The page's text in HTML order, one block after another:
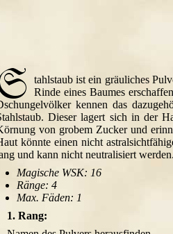
tahlstaub ist ein gräuliches
Rinde eines Baumes
kennen das
Dieser lagert sich in der
von grobem Zucker und
könnte einen nicht
und kann nicht neutralisiert werden.
Magische WSK: 16
Ränge: 4
Max. Fäden: 1
1. Rang: